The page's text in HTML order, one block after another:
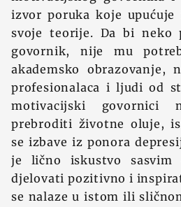
izvor poruka koje
svoje teorije. Da bi neko
govornik, nije mu
akademsko obrazovanje,
profesionalaca i ljudi od
motivacijski govornici
prebroditi životne oluje,
se izbave iz ponora
je lično iskustvo sasvim
djelovati pozitivno i
se nalaze u istom ili